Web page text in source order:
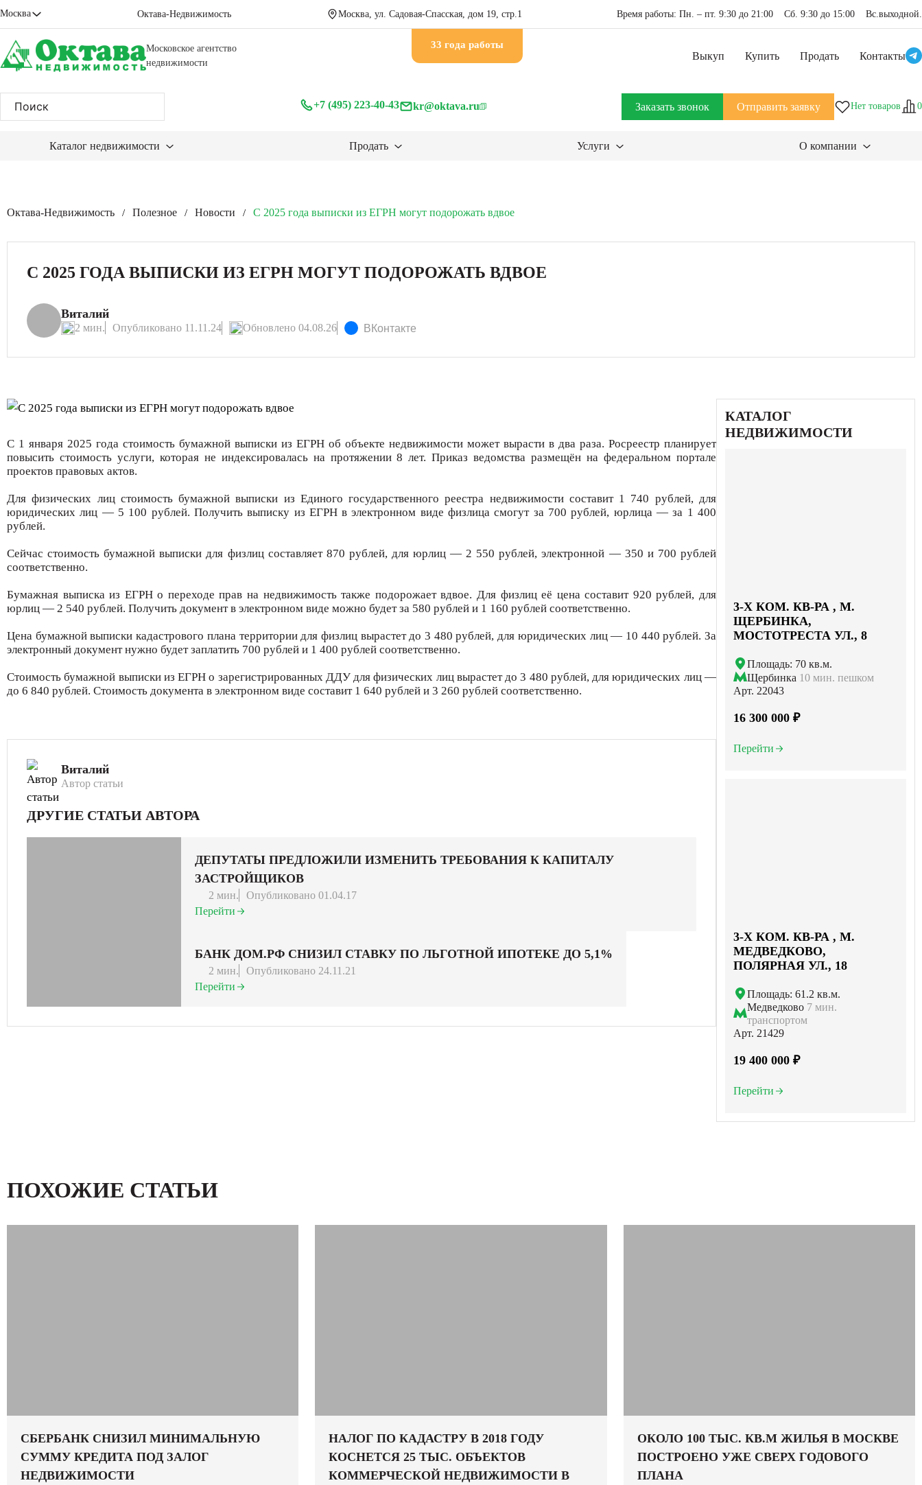
Москва Октава-Недвижимость Москва, ул. Садовая-Спасская, дом 19, стр.1 Время работы: Пн. – пт. 9:30 до 21:00 Сб. 9:30 до 15:00 Вс.выходной.
Московское агентство
недвижимости
33 годa работы
Выкуп Купить Продать Контакты
+7 (495) 223-40-43 kr@oktava.ru Заказать звонок Отправить заявку Нет товаров 0
Каталог недвижимости Продать Услуги О компании
Октава-Недвижимость / Полезное / Новости / С 2025 года выписки из ЕГРН могут подорожать вдвое
С 2025 ГОДА ВЫПИСКИ ИЗ ЕГРН МОГУТ ПОДОРОЖАТЬ ВДВОЕ
Виталий
2 мин. Опубликовано 11.11.24 Обновлено 04.08.26 ВКонтакте
С 1 января 2025 года стоимость бумажной выписки из ЕГРН об объекте недвижимости может вырасти в два раза. Росреестр планирует
повысить стоимость услуги, которая не индексировалась на протяжении 8 лет. Приказ ведомства размещён на федеральном портале
проектов правовых актов.
Для физических лиц стоимость бумажной выписки из Единого государственного реестра недвижимости составит 1 740 рублей, для
юридических лиц — 5 100 рублей. Получить выписку из ЕГРН в электронном виде физлица смогут за 700 рублей, юрлица — за 1 400
рублей.
Сейчас стоимость бумажной выписки для физлиц составляет 870 рублей, для юрлиц — 2 550 рублей, электронной — 350 и 700 рублей
соответственно.
Бумажная выписка из ЕГРН о переходе прав на недвижимость также подорожает вдвое. Для физлиц её цена составит 920 рублей, для
юрлиц — 2 540 рублей. Получить документ в электронном виде можно будет за 580 рублей и 1 160 рублей соответственно.
Цена бумажной выписки кадастрового плана территории для физлиц вырастет до 3 480 рублей, для юридических лиц — 10 440 рублей. За
электронный документ нужно будет заплатить 700 рублей и 1 400 рублей соответственно.
Стоимость бумажной выписки из ЕГРН о зарегистрированных ДДУ для физических лиц вырастет до 3 480 рублей, для юридических лиц —
до 6 840 рублей. Стоимость документа в электронном виде составит 1 640 рублей и 3 260 рублей соответственно.
Виталий
Автор статьи
ДРУГИЕ СТАТЬИ АВТОРА
ДЕПУТАТЫ ПРЕДЛОЖИЛИ ИЗМЕНИТЬ ТРЕБОВАНИЯ К КАПИТАЛУ
ЗАСТРОЙЩИКОВ
2 мин.
Опубликовано 01.04.17
Перейти
БАНК ДОМ.РФ СНИЗИЛ СТАВКУ ПО ЛЬГОТНОЙ ИПОТЕКЕ ДО 5,1%
2 мин.
Опубликовано 24.11.21
Перейти
КАТАЛОГ
НЕДВИЖИМОСТИ
3-X КОМ. КВ-РА , М.
ЩЕРБИНКА,
МОСТОТРЕСТА УЛ., 8
Площадь: 70 кв.м.
Щербинка 10 мин. пешком
Арт. 22043
16 300 000 ₽
Перейти
3-X КОМ. КВ-РА , М.
МЕДВЕДКОВО,
ПОЛЯРНАЯ УЛ., 18
Площадь: 61.2 кв.м.
Медведково 7 мин.
транспортом
Арт. 21429
19 400 000 ₽
Перейти
ПОХОЖИЕ СТАТЬИ
СБЕРБАНК СНИЗИЛ МИНИМАЛЬНУЮ
СУММУ КРЕДИТА ПОД ЗАЛОГ
НЕДВИЖИМОСТИ
НАЛОГ ПО КАДАСТРУ В 2018 ГОДУ
КОСНЕТСЯ 25 ТЫС. ОБЪЕКТОВ
КОММЕРЧЕСКОЙ НЕДВИЖИМОСТИ В
ОКОЛО 100 ТЫС. КВ.М ЖИЛЬЯ В МОСКВЕ
ПОСТРОЕНО УЖЕ СВЕРХ ГОДОВОГО
ПЛАНА